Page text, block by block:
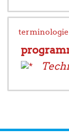
- Exercices